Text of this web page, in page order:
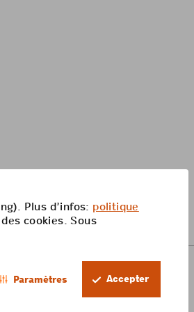
FR
Plus d’infos: politique
cookies. Sous
Paramètres Accepter